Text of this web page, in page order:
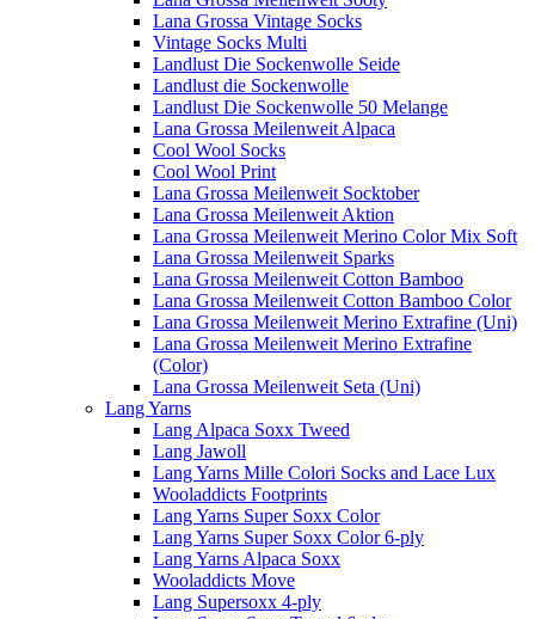
Lana Grossa Vintage Socks
Vintage Socks Multi
Landlust Die Sockenwolle Seide
Landlust die Sockenwolle
Landlust Die Sockenwolle 50 Melange
Lana Grossa Meilenweit Alpaca
Cool Wool Socks
Cool Wool Print
Lana Grossa Meilenweit Socktober
Lana Grossa Meilenweit Aktion
Lana Grossa Meilenweit Merino Color Mix Soft
Lana Grossa Meilenweit Sparks
Lana Grossa Meilenweit Cotton Bamboo
Lana Grossa Meilenweit Cotton Bamboo Color
Lana Grossa Meilenweit Merino Extrafine (Uni)
Lana Grossa Meilenweit Merino Extrafine
(Color)
Lana Grossa Meilenweit Seta (Uni)
Lang Yarns
Lang Alpaca Soxx Tweed
Lang Jawoll
Lang Yarns Mille Colori Socks and Lace Lux
Wooladdicts Footprints
Lang Yarns Super Soxx Color
Lang Yarns Super Soxx Color 6-ply
Lang Yarns Alpaca Soxx
Wooladdicts Move
Lang Supersoxx 4-ply